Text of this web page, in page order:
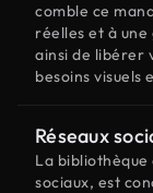
comble ce
réelles et à
ainsi de libérer
besoins visuels
Réseaux
La
sociaux, est